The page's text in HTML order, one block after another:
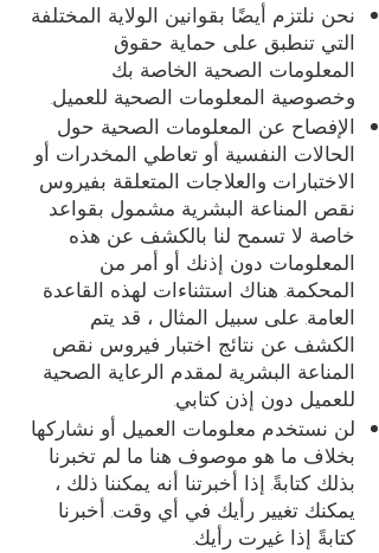
نحن نلتزم أيضًا بقوانين الولاية المختلفة
التي تنطبق على حماية حقوق
المعلومات الصحية الخاصة بك
وخصوصية المعلومات الصحية للعميل.
الإفصاح عن المعلومات الصحية حول
الحالات النفسية أو تعاطي المخدرات أو
الاختبارات والعلاجات المتعلقة بفيروس
نقص المناعة البشرية مشمول بقواعد
خاصة لا تسمح لنا بالكشف عن هذه
المعلومات دون إذنك أو أمر من
المحكمة. هناك استثناءات لهذه القاعدة
العامة. على سبيل المثال ، قد يتم
الكشف عن نتائج اختبار فيروس نقص
المناعة البشرية لمقدم الرعاية الصحية
للعميل دون إذن كتابي.
لن نستخدم معلومات العميل أو نشاركها
بخلاف ما هو موصوف هنا ما لم تخبرنا
بذلك كتابةً. إذا أخبرتنا أنه يمكننا ذلك ،
يمكنك تغيير رأيك في أي وقت. أخبرنا
كتابةً إذا غيرت رأيك.